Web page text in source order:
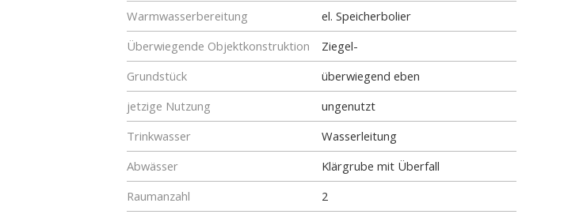
Warmwasserbereitung
el. Speicherbolier
Überwiegende Objektkonstruktion
Ziegel-
Grundstück
überwiegend eben
jetzige Nutzung
ungenutzt
Trinkwasser
Wasserleitung
Abwässer
Klärgrube mit Überfall
Raumanzahl
2